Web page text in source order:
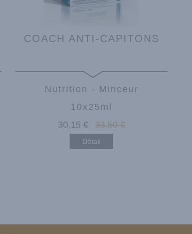
COACH ANTI-CAPITONS
Nutrition - Minceur
10x25ml
30,15 € 33,50 €
Détail